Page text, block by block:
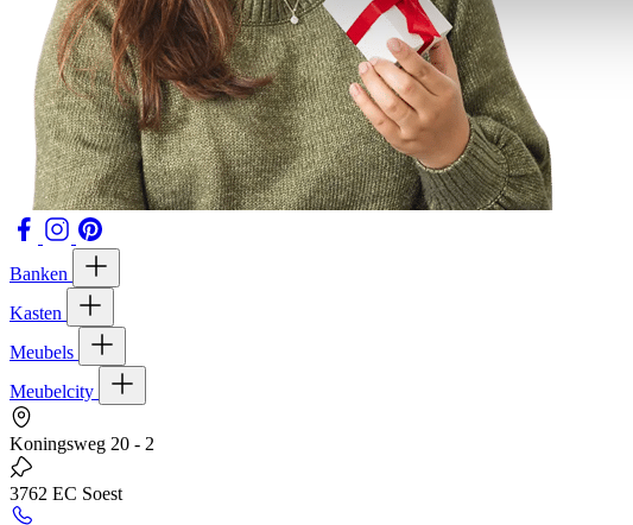
Banken
Kasten
Meubels
Meubelcity
Koningsweg 20 - 2
3762 EC Soest